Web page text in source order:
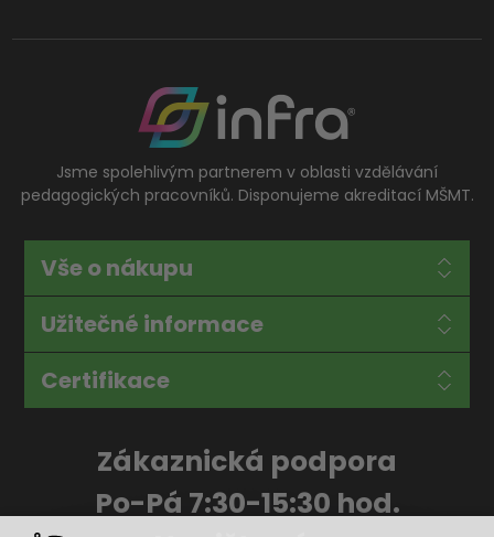
Jsme spolehlivým partnerem v oblasti vzdělávání
pedagogických pracovníků. Disponujeme akreditací MŠMT.
Vše o nákupu
Užitečné informace
Certifikace
Zákaznická podpora
Po-Pá 7:30-15:30 hod.